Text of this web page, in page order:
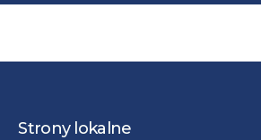
Strony lokalne